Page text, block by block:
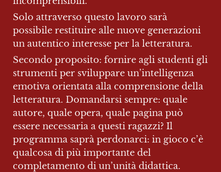
Solo attraverso questo lavoro sarà
possibile restituire alle nuove generazioni
un autentico interesse per la letteratura.
Secondo proposito: fornire agli studenti gli
strumenti per sviluppare un’intelligenza
emotiva orientata alla comprensione della
letteratura. Domandarsi sempre: quale
autore, quale opera, quale pagina può
essere necessaria a questi ragazzi? Il
programma saprà perdonarci: in gioco c’è
qualcosa di più importante del
completamento di un’unità didattica.